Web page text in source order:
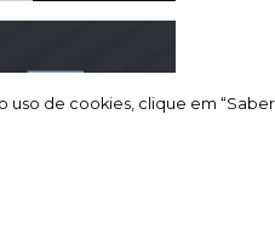
uso de cookies, clique em “Saber
uso de cookies, clique em “Saber